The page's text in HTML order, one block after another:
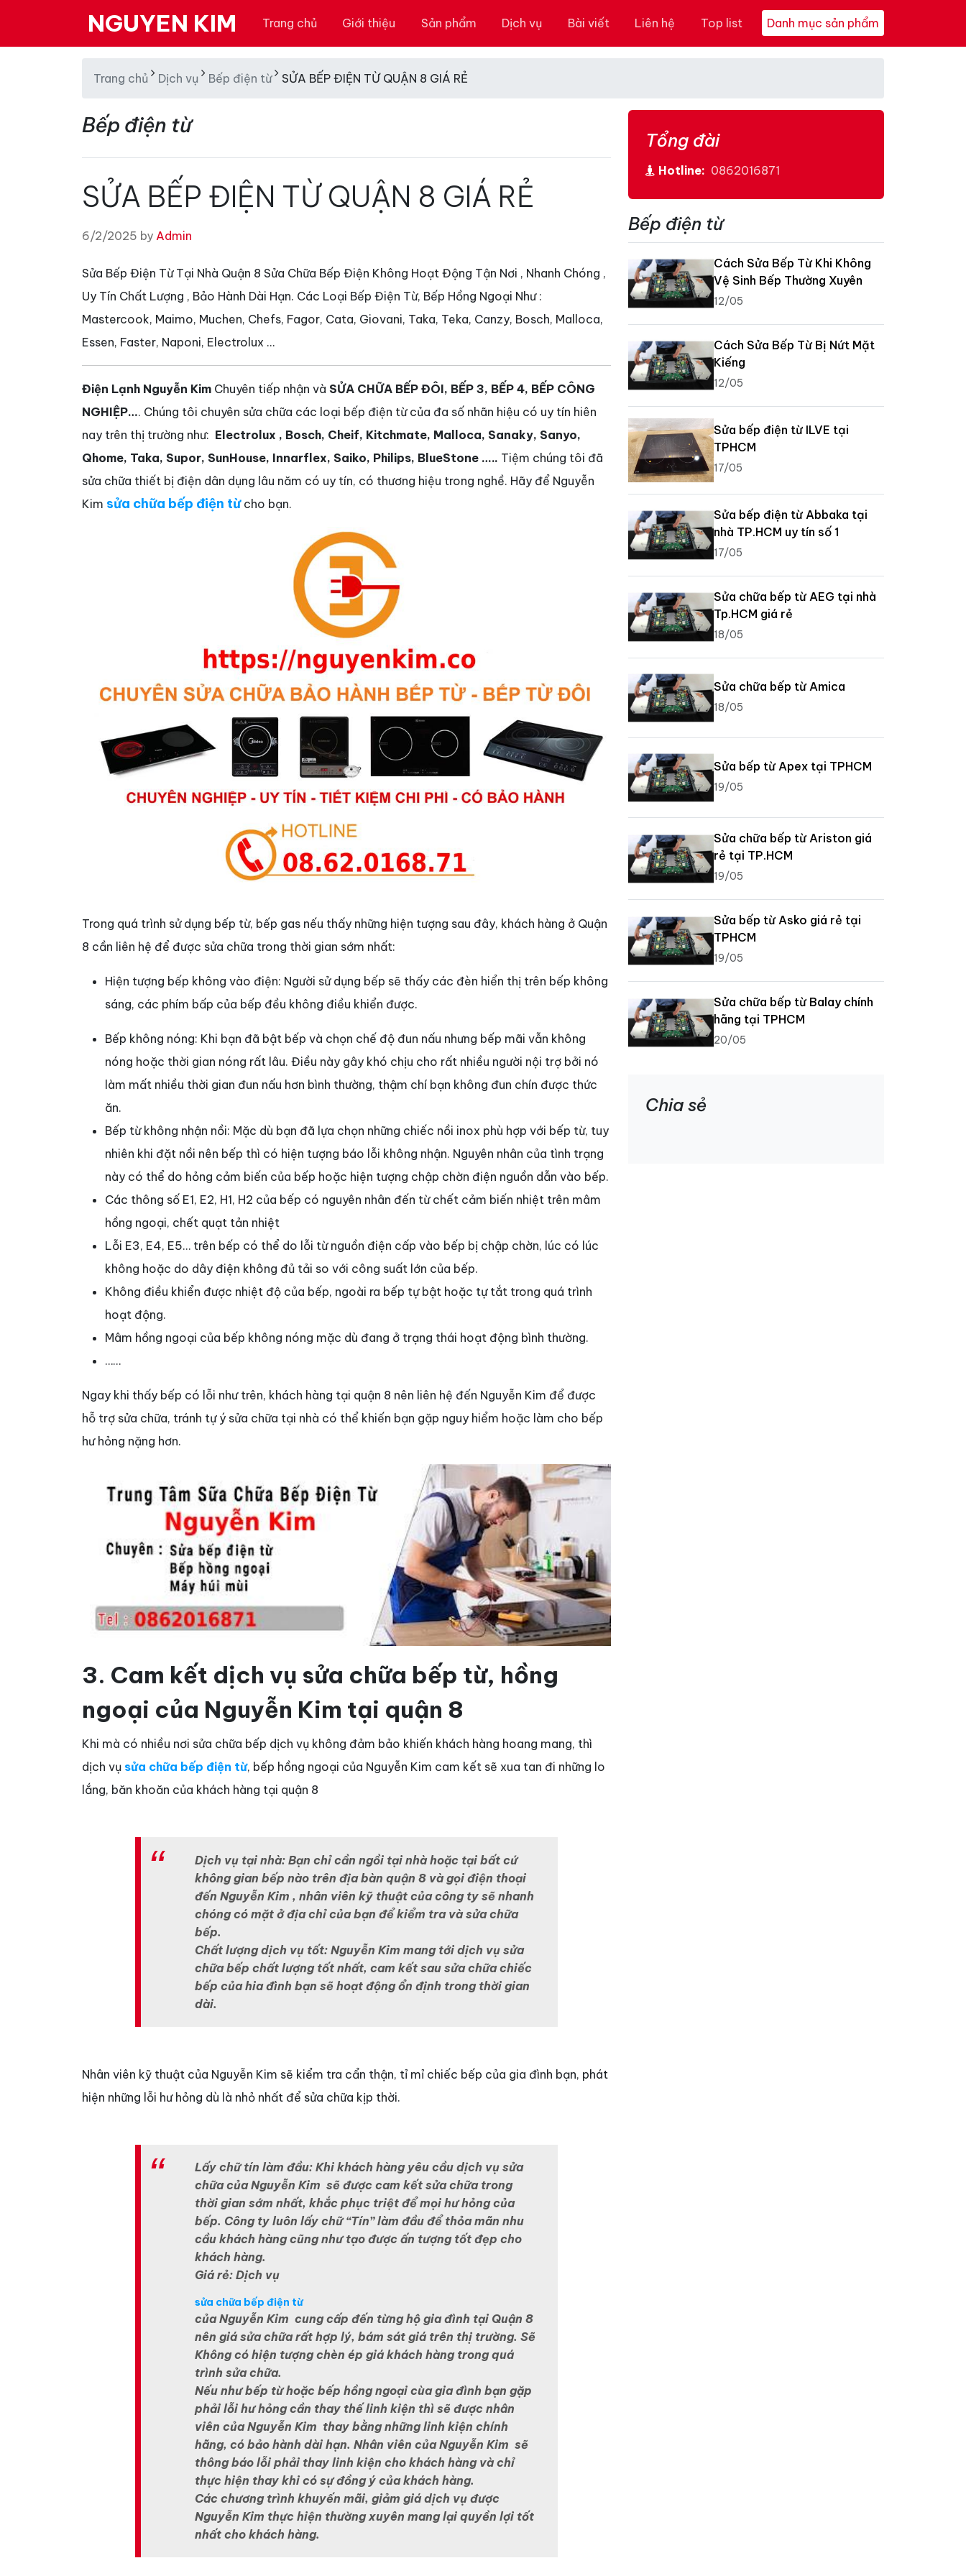
NGUYEN KIM Trang chủ Giới thiệu Sản phẩm Dịch vụ Bài viết Liên hệ Top list Danh mục sản phẩm
Trang chủ Dịch vụ Bếp điện từ SỬA BẾP ĐIỆN TỪ QUẬN 8 GIÁ RẺ
Bếp điện từ
SỬA BẾP ĐIỆN TỪ QUẬN 8 GIÁ RẺ
6/2/2025 by Admin
Sửa Bếp Điện Từ Tại Nhà Quận 8 Sửa Chữa Bếp Điện Không Hoạt Động Tận Nơi , Nhanh Chóng ,
Uy Tín Chất Lượng , Bảo Hành Dài Hạn. Các Loại Bếp Điện Từ, Bếp Hồng Ngoại Như :
Mastercook, Maimo, Muchen, Chefs, Fagor, Cata, Giovani, Taka, Teka, Canzy, Bosch, Malloca,
Essen, Faster, Naponi, Electrolux ...
Điện Lạnh Nguyễn Kim Chuyên tiếp nhận và SỬA CHỮA BẾP ĐÔI, BẾP 3, BẾP 4, BẾP CÔNG
NGHIỆP…. Chúng tôi chuyên sửa chữa các loại bếp điện từ của đa số nhãn hiệu có uy tín hiên
nay trên thị trường như: Electrolux , Bosch, Cheif, Kitchmate, Malloca, Sanaky, Sanyo,
Qhome, Taka, Supor, SunHouse, Innarflex, Saiko, Philips, BlueStone ….. Tiệm chúng tôi đã
sửa chữa thiết bị điện dân dụng lâu năm có uy tín, có thương hiệu trong nghề. Hãy để Nguyễn
Kim sửa chữa bếp điện từcho bạn.
Trong quá trình sử dụng bếp từ, bếp gas nếu thấy những hiện tượng sau đây, khách hàng ở Quận
8 cần liên hệ để được sửa chữa trong thời gian sớm nhất:
Hiện tượng bếp không vào điện: Người sử dụng bếp sẽ thấy các đèn hiển thị trên bếp không
sáng, các phím bấp của bếp đều không điều khiển được.
Bếp không nóng: Khi bạn đã bật bếp và chọn chế độ đun nấu nhưng bếp mãi vẫn không
nóng hoặc thời gian nóng rất lâu. Điều này gây khó chịu cho rất nhiều người nội trợ bởi nó
làm mất nhiều thời gian đun nấu hơn bình thường, thậm chí bạn không đun chín được thức
ăn.
Bếp từ không nhận nồi: Mặc dù bạn đã lựa chọn những chiếc nồi inox phù hợp với bếp từ, tuy
nhiên khi đặt nồi nên bếp thì có hiện tượng báo lỗi không nhận. Nguyên nhân của tình trạng
này có thể do hỏng cảm biến của bếp hoặc hiện tượng chập chờn điện nguồn dẫn vào bếp.
Các thông số E1, E2, H1, H2 của bếp có nguyên nhân đến từ chết cảm biến nhiệt trên mâm
hồng ngoại, chết quạt tản nhiệt
Lỗi E3, E4, E5… trên bếp có thể do lỗi từ nguồn điện cấp vào bếp bị chập chờn, lúc có lúc
không hoặc do dây điện không đủ tải so với công suất lớn của bếp.
Không điều khiển được nhiệt độ của bếp, ngoài ra bếp tự bật hoặc tự tắt trong quá trình
hoạt động.
Mâm hồng ngoại của bếp không nóng mặc dù đang ở trạng thái hoạt động bình thường.
……
Ngay khi thấy bếp có lỗi như trên, khách hàng tại quận 8 nên liên hệ đến Nguyễn Kim để được
hỗ trợ sửa chữa, tránh tự ý sửa chữa tại nhà có thể khiến bạn gặp nguy hiểm hoặc làm cho bếp
hư hỏng nặng hơn.
3. Cam kết dịch vụ sửa chữa bếp từ, hồng
ngoại của Nguyễn Kim tại quận 8
Khi mà có nhiều nơi sửa chữa bếp dịch vụ không đảm bảo khiến khách hàng hoang mang, thì
dịch vụ sửa chữa bếp điện từ, bếp hồng ngoại của Nguyễn Kim cam kết sẽ xua tan đi những lo
lắng, băn khoăn của khách hàng tại quận 8
Dịch vụ tại nhà: Bạn chỉ cần ngồi tại nhà hoặc tại bất cứ
không gian bếp nào trên địa bàn quận 8 và gọi điện thoại
đến Nguyễn Kim , nhân viên kỹ thuật của công ty sẽ nhanh
chóng có mặt ở địa chỉ của bạn để kiểm tra và sửa chữa
bếp.
Chất lượng dịch vụ tốt: Nguyễn Kim mang tới dịch vụ sửa
chữa bếp chất lượng tốt nhất, cam kết sau sửa chữa chiếc
bếp của hia đình bạn sẽ hoạt động ổn định trong thời gian
dài.
Nhân viên kỹ thuật của Nguyễn Kim sẽ kiểm tra cẩn thận, tỉ mỉ chiếc bếp của gia đình bạn, phát
hiện những lỗi hư hỏng dù là nhỏ nhất để sửa chữa kịp thời.
Lấy chữ tín làm đầu: Khi khách hàng yêu cầu dịch vụ sửa
chữa của Nguyễn Kim sẽ được cam kết sửa chữa trong
thời gian sớm nhất, khắc phục triệt để mọi hư hỏng của
bếp. Công ty luôn lấy chữ “Tín” làm đầu để thỏa mãn nhu
cầu khách hàng cũng như tạo được ấn tượng tốt đẹp cho
khách hàng.
Giá rẻ: Dịch vụ
sửa chữa bếp điện từ
của Nguyễn Kim cung cấp đến từng hộ gia đình tại Quận 8
nên giá sửa chữa rất hợp lý, bám sát giá trên thị trường. Sẽ
Không có hiện tượng chèn ép giá khách hàng trong quá
trình sửa chữa.
Nếu như bếp từ hoặc bếp hồng ngoại cùa gia đình bạn gặp
phải lỗi hư hỏng cần thay thế linh kiện thì sẽ được nhân
viên của Nguyễn Kim thay bằng những linh kiện chính
hãng, có bảo hành dài hạn. Nhân viên của Nguyễn Kim sẽ
thông báo lỗi phải thay linh kiện cho khách hàng và chỉ
thực hiện thay khi có sự đồng ý của khách hàng.
Các chương trình khuyến mãi, giảm giá dịch vụ được
Nguyễn Kim thực hiện thường xuyên mang lại quyền lợi tốt
nhất cho khách hàng.
Tổng đài
Hotline: 0862016871
Bếp điện từ
Cách Sửa Bếp Từ Khi Không
Vệ Sinh Bếp Thường Xuyên
12/05
Cách Sửa Bếp Từ Bị Nứt Mặt
Kiếng
12/05
Sửa bếp điện từ ILVE tại
TPHCM
17/05
Sửa bếp điện từ Abbaka tại
nhà TP.HCM uy tín số 1
17/05
Sửa chữa bếp từ AEG tại nhà
Tp.HCM giá rẻ
18/05
Sửa chữa bếp từ Amica
18/05
Sửa bếp từ Apex tại TPHCM
19/05
Sửa chữa bếp từ Ariston giá
rẻ tại TP.HCM
19/05
Sửa bếp từ Asko giá rẻ tại
TPHCM
19/05
Sửa chữa bếp từ Balay chính
hãng tại TPHCM
20/05
Chia sẻ